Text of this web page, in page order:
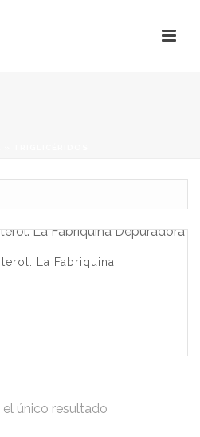
La Fabriquina
único resultado